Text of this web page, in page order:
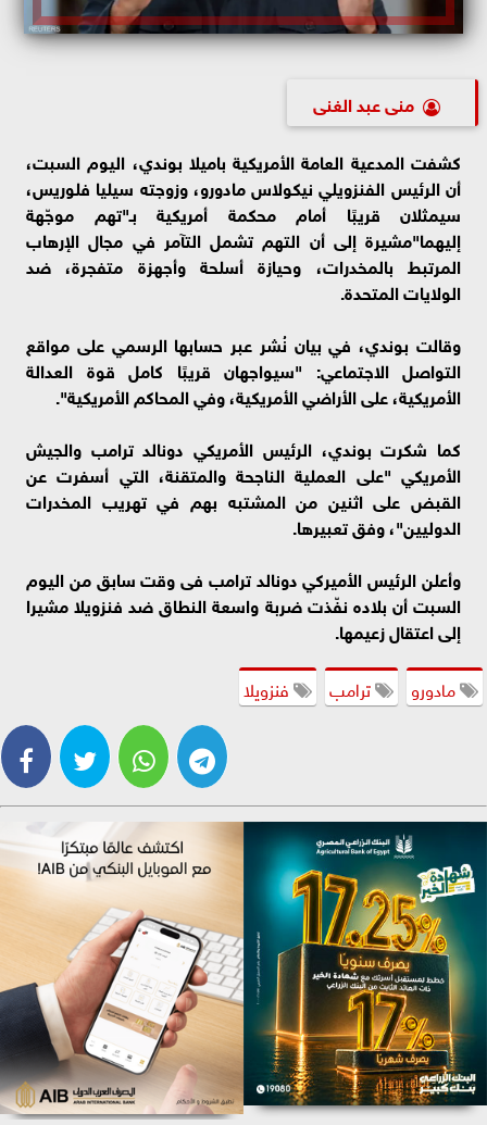
منى عبد الغنى
كشفت المدعية العامة الأمريكية باميلا بوندي، اليوم السبت،
أن الرئيس الفنزويلي نيكولاس مادورو، وزوجته سيليا فلوريس،
سيمثلان قريبًا أمام محكمة أمريكية بـ"تهم موجّهة
إليهما"مشيرة إلى أن التهم تشمل التآمر في مجال الإرهاب
المرتبط بالمخدرات، وحيازة أسلحة وأجهزة متفجرة، ضد
الولايات المتحدة.
وقالت بوندي، في بيان نُشر عبر حسابها الرسمي على مواقع
التواصل الاجتماعي: "سيواجهان قريبًا كامل قوة العدالة
الأمريكية، على الأراضي الأمريكية، وفي المحاكم الأمريكية".
كما شكرت بوندي، الرئيس الأمريكي دونالد ترامب والجيش
الأمريكي "على العملية الناجحة والمتقنة، التي أسفرت عن
القبض على اثنين من المشتبه بهم في تهريب المخدرات
الدوليين"، وفق تعبيرها.
وأعلن الرئيس الأميركي دونالد ترامب فى وقت سابق من اليوم
السبت أن بلاده نفّذت ضربة واسعة النطاق ضد فنزويلا مشيرا
إلى اعتقال زعيمها.
مادورو ترامب فنزويلا